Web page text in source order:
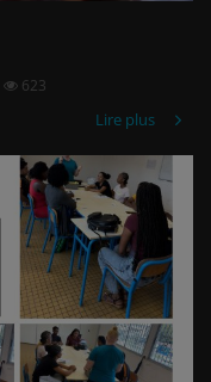
623
Lire plus